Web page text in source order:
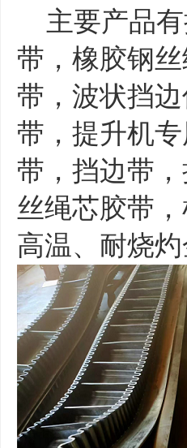
主要产品有
带，橡胶钢
带，波状挡
带，提升机
带，挡边带
丝绳芯胶带
高温、耐烧